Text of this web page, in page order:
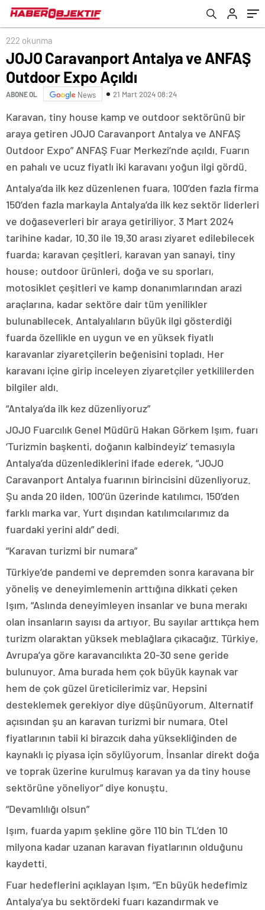
222 okunma
JOJO Caravanport Antalya ve ANFAŞ
Outdoor Expo Açıldı
ABONE OL News 21 Mart 2024 08:24
Karavan, tiny house kamp ve outdoor sektörünü bir
araya getiren JOJO Caravanport Antalya ve ANFAŞ
Outdoor Expo” ANFAŞ Fuar Merkezi’nde açıldı. Fuarın
en pahalı ve ucuz fiyatlı iki karavanı yoğun ilgi gördü.
Antalya’da ilk kez düzenlenen fuara, 100’den fazla firma
150’den fazla markayla Antalya’da ilk kez sektör liderleri
ve doğaseverleri bir araya getiriliyor. 3 Mart 2024
tarihine kadar, 10.30 ile 19.30 arası ziyaret edilebilecek
fuarda; karavan çeşitleri, karavan yan sanayi, tiny
house; outdoor ürünleri, doğa ve su sporları,
motosiklet çeşitleri ve kamp donanımlarından arazi
araçlarına, kadar sektöre dair tüm yenilikler
bulunabilecek. Antalyalıların büyük ilgi gösterdiği
fuarda özellikle en uygun ve en yüksek fiyatlı
karavanlar ziyaretçilerin beğenisini topladı. Her
karavanı içine girip inceleyen ziyaretçiler yetkililerden
bilgiler aldı.
“Antalya’da ilk kez düzenliyoruz”
JOJO Fuarcılık Genel Müdürü Hakan Görkem Işım, fuarı
‘Turizmin başkenti, doğanın kalbindeyiz’ temasıyla
Antalya’da düzenlediklerini ifade ederek, “JOJO
Caravanport Antalya fuarının birincisini düzenliyoruz.
Şu anda 20 ilden, 100’ün üzerinde katılımcı, 150’den
farklı marka var. Yurt dışından katılımcılarımız da
fuardaki yerini aldı” dedi.
“Karavan turizmi bir numara”
Türkiye’de pandemi ve depremden sonra karavana bir
yöneliş ve deneyimlemenin arttığına dikkati çeken
Işım, “Aslında deneyimleyen insanlar ve buna merakı
olan insanların sayısı da artıyor. Bu sayılar arttıkça hem
turizm olaraktan yüksek meblağlara çıkacağız. Türkiye,
Avrupa’ya göre karavancılıkta 20-30 sene geride
bulunuyor. Ama burada hem çok büyük kaynak var
hem de çok güzel üreticilerimiz var. Hepsini
desteklemek gerekiyor diye düşünüyorum. Alternatif
açısından şu an karavan turizmi bir numara. Otel
fiyatlarının tabii ki birazcık daha yüksekliğinden de
kaynaklı iç piyasa için söylüyorum. İnsanlar direkt doğa
ve toprak üzerine kurulmuş karavan ya da tiny house
sektörüne yöneliyor” diye konuştu.
“Devamlılığı olsun”
Işım, fuarda yapım şekline göre 110 bin TL’den 10
milyona kadar uzanan karavan fiyatlarının olduğunu
kaydetti.
Fuar hedeflerini açıklayan Işım, “En büyük hedefimiz
Antalya’ya bu sektördeki fuarı kazandırmak ve